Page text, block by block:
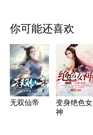
你可能还喜欢
无双仙帝
变身绝色女
神